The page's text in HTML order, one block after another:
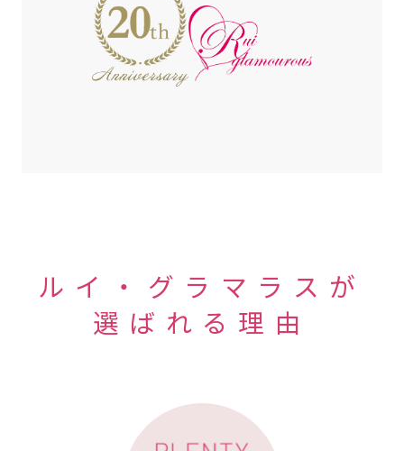
ルイ・グラマラスが
選ばれる理由